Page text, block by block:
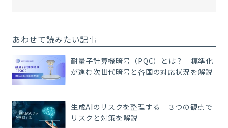
あわせて読みたい記事
耐量子計算機暗号（PQC）とは？｜標準化
が進む次世代暗号と各国の対応状況を解説
生成AIのリスクを整理する｜３つの観点で
リスクと対策を解説